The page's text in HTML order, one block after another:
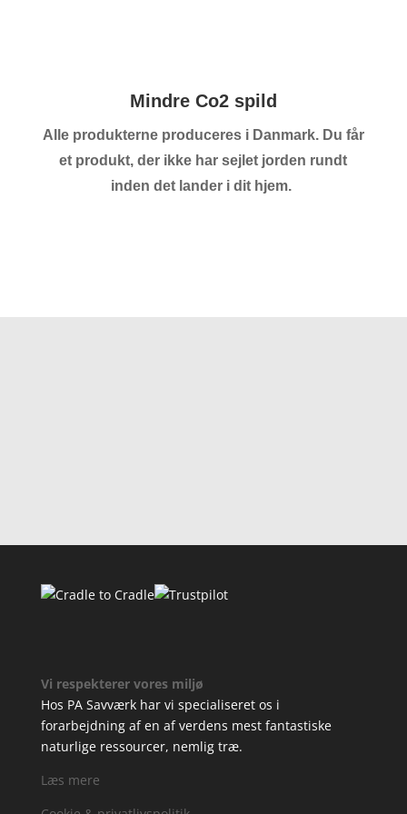
Mindre Co2 spild
Alle produkterne produceres i Danmark. Du får
et produkt, der ikke har sejlet jorden rundt
inden det lander i dit hjem.
Vi respekterer vores miljø
Hos PA Savværk har vi specialiseret os i
forarbejdning af en af verdens mest fantastiske
naturlige ressourcer, nemlig træ.
Læs mere